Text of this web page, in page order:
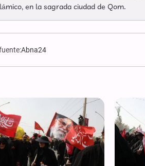
en la sagrada ciudad de Qom.
Abna24